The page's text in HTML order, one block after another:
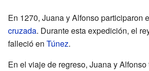
En 1270, Juana y Alfonso participaron
cruzada. Durante esta expedición, el
falleció en Túnez.
En el viaje de regreso, Juana y Alfonso